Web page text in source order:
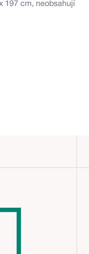
197 cm, neobsahují